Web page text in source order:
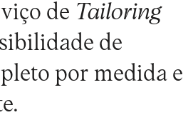
de Tailoring
de
por medida e